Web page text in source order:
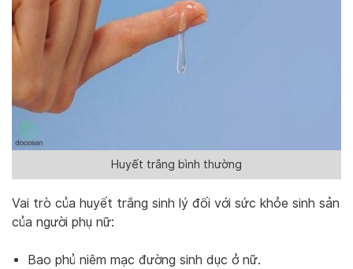
Huyết trắng bình thường
Vai trò của huyết trắng sinh lý đối với sức khỏe sinh sản
của người phụ nữ:
Bao phủ niêm mạc đường sinh dục ở nữ.